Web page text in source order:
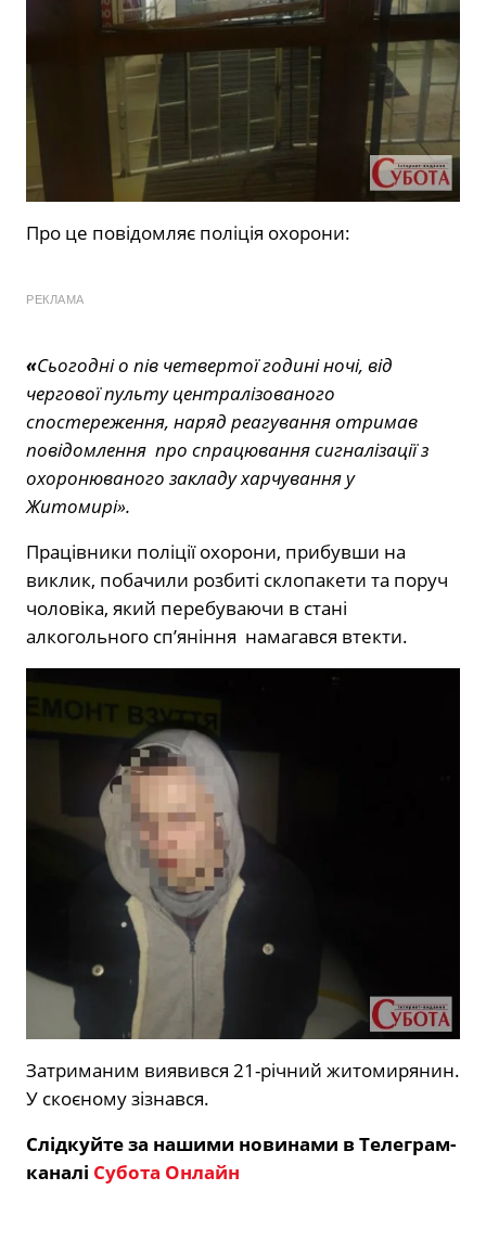
Про це повідомляє поліція охорони:
РЕКЛАМА
«Сьогодні о пів четвертої годині ночі, від
чергової пульту централізованого
спостереження, наряд реагування отримав
повідомлення про спрацювання сигналізації з
охоронюваного закладу харчування у
Житомирі».
Працівники поліції охорони, прибувши на
виклик, побачили розбиті склопакети та поруч
чоловіка, який перебуваючи в стані
алкогольного сп’яніння намагався втекти.
Затриманим виявився 21-річний житомирянин.
У скоєному зізнався.
Слідкуйте за нашими новинами в Телеграм-
каналі Субота Онлайн